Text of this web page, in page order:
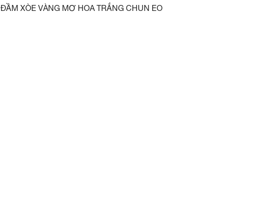
ĐẦM XÒE VÀNG MƠ HOA TRẮNG CHUN EO